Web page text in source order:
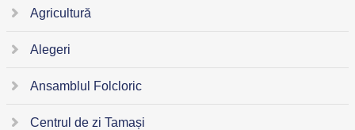
Agricultură
Alegeri
Ansamblul Folcloric
Centrul de zi Tamași